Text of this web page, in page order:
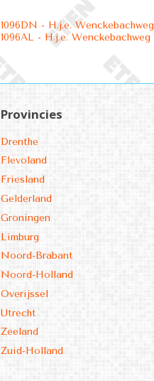
1096DN - H.j.e. Wenckebachweg
1096AL - H.j.e. Wenckebachweg
Provincies
Drenthe
Flevoland
Friesland
Gelderland
Groningen
Limburg
Noord-Brabant
Noord-Holland
Overijssel
Utrecht
Zeeland
Zuid-Holland